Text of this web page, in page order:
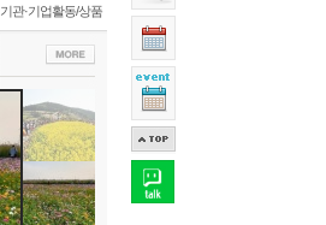
기관·기업활동/상품